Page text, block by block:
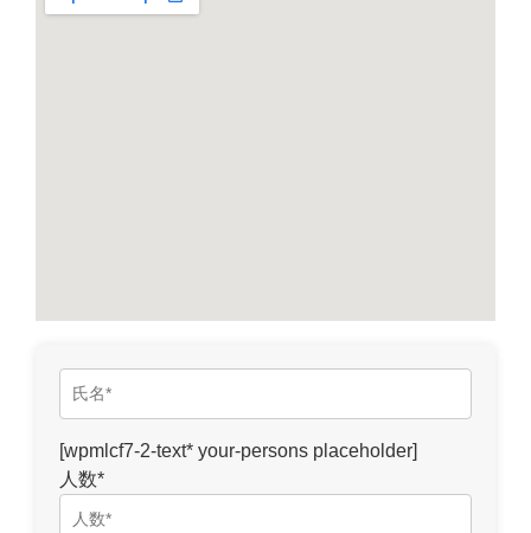
[wpmlcf7-2-text* your-persons placeholder]
人数*